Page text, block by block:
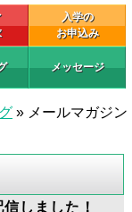
入学の
お申込み
メッセージ
» メールマガジン
しました！